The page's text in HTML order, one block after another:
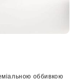
оббивкою